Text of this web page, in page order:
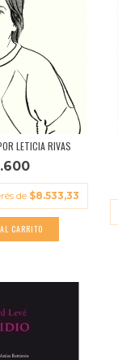
LETICIA RIVAS
de $8.533,33